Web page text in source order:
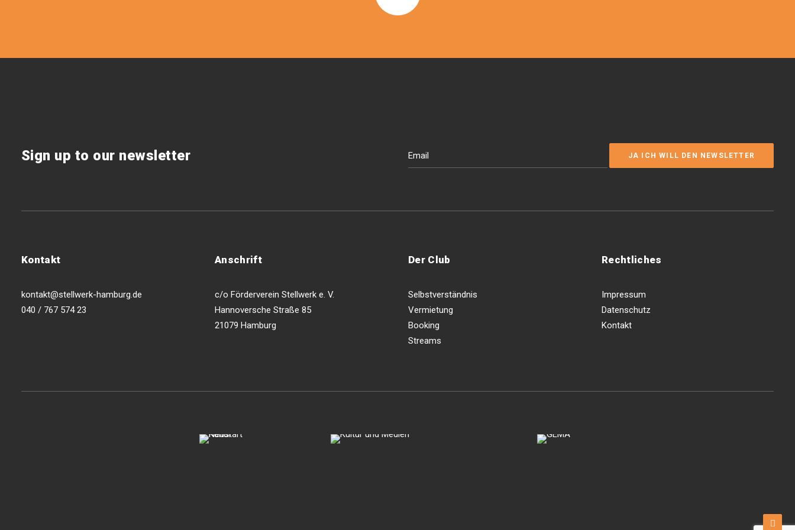
Sign up to our newsletter
Kontakt
kontakt@stellwerk-hamburg.de
040 / 767 574 23
Anschrift
c/o Förderverein Stellwerk e. V.
Hannoversche Straße 85
21079 Hamburg
Der Club
Selbstverständnis
Vermietung
Booking
Streams
Rechtliches
Impressum
Datenschutz
Kontakt